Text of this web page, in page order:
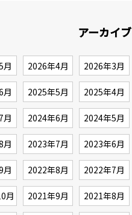
アーカイブ
月 2026年4月 2026年3月
月 2025年5月 2025年4月
月 2024年6月 2024年5月
月 2023年7月 2023年6月
月 2022年8月 2022年7月
月 2021年9月 2021年8月